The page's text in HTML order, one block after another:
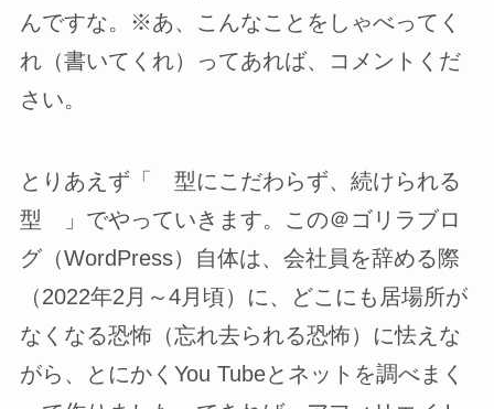
んですな。※あ、こんなことをしゃべってく
れ（書いてくれ）ってあれば、コメントくだ
さい。
とりあえず「 型にこだわらず、続けられる
型 」でやっていきます。この＠ゴリラブロ
グ（WordPress）自体は、会社員を辞める際
（2022年2月～4月頃）に、どこにも居場所が
なくなる恐怖（忘れ去られる恐怖）に怯えな
がら、とにかくYou Tubeとネットを調べまく